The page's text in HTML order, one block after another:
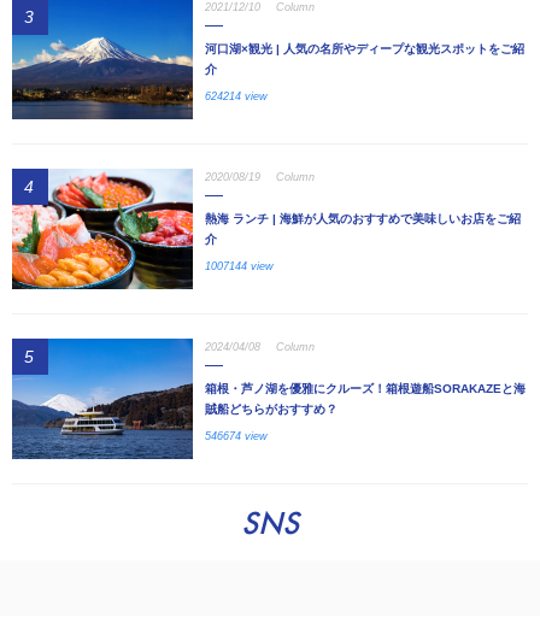
3 2021/12/10 Column
河口湖×観光 | 人気の名所やディープな観光スポットをご紹
介
624214 view
4 2020/08/19 Column
熱海 ランチ | 海鮮が人気のおすすめで美味しいお店をご紹
介
1007144 view
5 2024/04/08 Column
箱根・芦ノ湖を優雅にクルーズ！箱根遊船SORAKAZEと海
賊船どちらがおすすめ？
546674 view
SNS